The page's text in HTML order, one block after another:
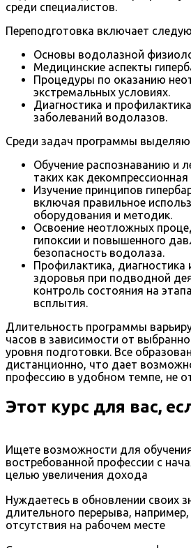
среди специалистов.
Переподготовка включает
Основы водолазной
Медицинские аспекты
Процедуры по оказанию
экстремальных условиях.
Диагностика и
заболеваний водолазов.
Среди задач программы
Обучение распознаванию и
таких как декомпрессионная
Изучение принципов
включая правильное
оборудования и методик.
Освоение неотложных
гипоксии и повышенного
безопасность водолаза.
Профилактика, диагностика
здоровья при подводной
контроль состояния на
всплытия.
Длительность программы
часов в зависимости от
уровня подготовки. Все
дистанционно, что дает
профессию в удобном темпе, не
Этот курс для вас,
Ищете возможности для
востребованной профессии с
целью увеличения дохода
Нуждаетесь в обновлении своих
длительного перерыва,
отсутствия на рабочем месте